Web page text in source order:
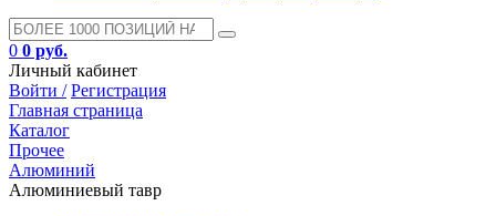
0 0 руб.
Личный кабинет
Войти / Регистрация
Главная страница
Каталог
Прочее
Алюминий
Алюминиевый тавр